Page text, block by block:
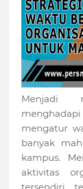
Menjadi
mengatur
banyak
kampus.
aktivitas